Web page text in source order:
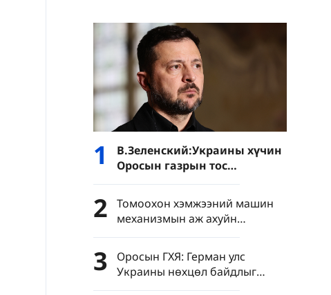
1
В.Зеленский:Украины хүчин
Оросын газрын тос
боловсруулах үйлдвэрүүд
болон Хар тэнгисийн хөлөг
онгоцнуудад цохилт өгчээ
2
Томоохон хэмжээний машин
механизмын аж ахуйн
нэгжүүдийн нэмүү өртөг 6.4
хувиар өсөв
3
Оросын ГХЯ: Герман улс
Украины нөхцөл байдлыг
хурцатгаж байна